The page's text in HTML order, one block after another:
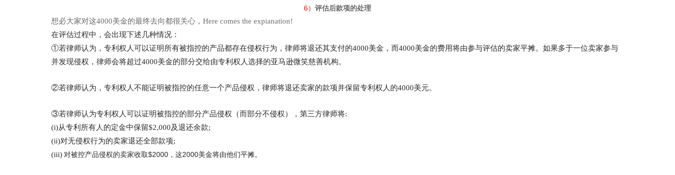
6） 评估后款项的处理
想必大家对这4000美金的最终去向都很关心，Here comes the expianation!
在评估过程中，会出现下述几种情况：
①若律师认为，专利权人可以证明所有被指控的产品都存在侵权行为，律师将退还其支付的4000美金，而4000美金的费用将由参与评估的卖家平摊。如果多于一位卖家参与
并发现侵权，律师会将超过4000美金的部分交给由专利权人选择的亚马逊微笑慈善机构。
②若律师认为，专利权人不能证明被指控的任意一个产品侵权，律师将退还卖家的款项并保留专利权人的4000美元。
③若律师认为专利权人可以证明被指控的部分产品侵权（而部分不侵权），第三方律师将:
(i)从专利所有人的定金中保留$2,000及退还余款;
(ii)对无侵权行为的卖家退还全部款项;
(iii) 对被控产品侵权的卖家收取$2000，这2000美金将由他们平摊。